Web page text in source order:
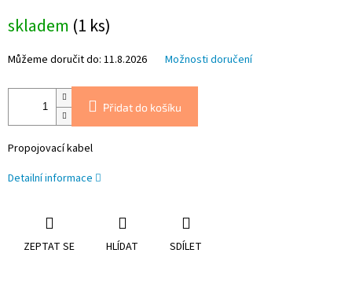
cena:
skladem (1 ks)
Můžeme doručit do: 11.8.2026 Možnosti doručení
Přidat do košíku
Propojovací kabel
Detailní informace
ZEPTAT SE HLÍDAT SDÍLET